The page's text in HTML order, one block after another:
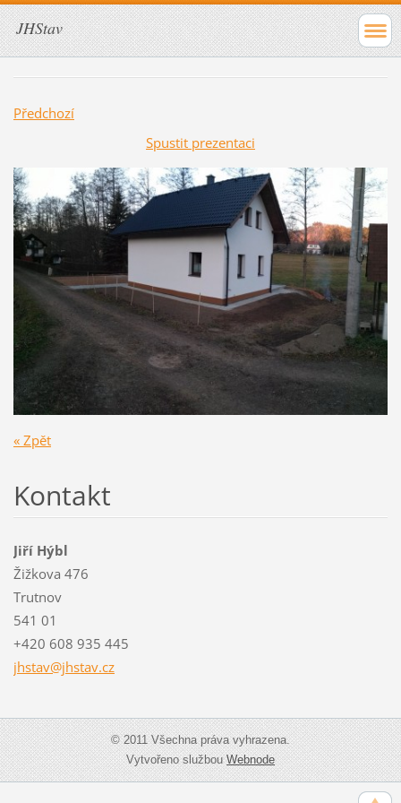
JHStav
Předchozí
Spustit prezentaci
« Zpět
Kontakt
Jiří Hýbl
Žižkova 476
Trutnov
541 01
+420 608 935 445
jhstav@jhstav.cz
© 2011 Všechna práva vyhrazena.
Vytvořeno službouWebnode